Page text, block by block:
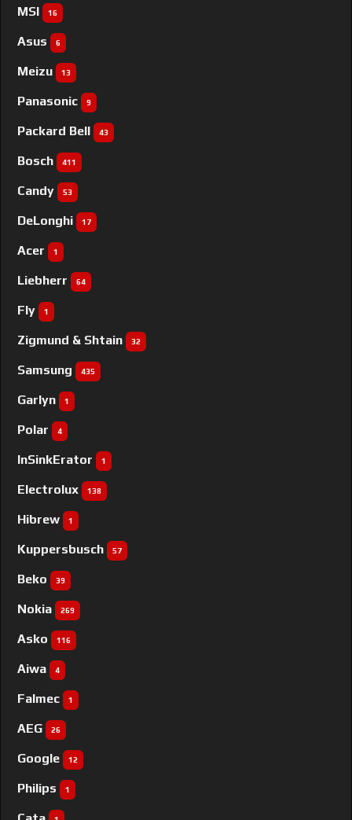
MSI 16
Asus 6
Meizu 13
Panasonic 9
Packard Bell 43
Bosch 411
Candy 53
DeLonghi 17
Acer 1
Liebherr 64
Fly 1
Zigmund & Shtain 32
Samsung 435
Garlyn 1
Polar 4
InSinkErator 1
Electrolux 138
Hibrew 1
Kuppersbusch 57
Beko 39
Nokia 269
Asko 116
Aiwa 4
Falmec 1
AEG 26
Google 12
Philips 1